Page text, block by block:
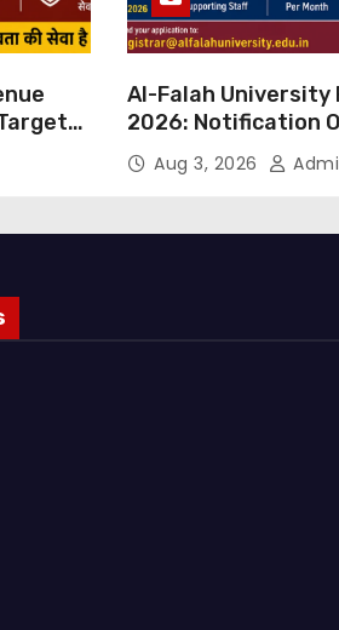
कदम,
Al-Falah
2026: Notification
Nursing,
Supporting Staff
Aug 3, 2026